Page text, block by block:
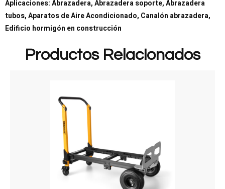
Aplicaciones: Abrazadera, Abrazadera soporte, Abrazadera
tubos, Aparatos de Aire Acondicionado, Canalón abrazadera,
Edificio hormigón en construcción
Productos Relacionados